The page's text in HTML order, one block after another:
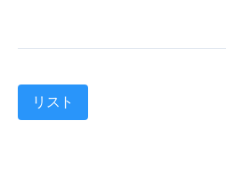
リスト